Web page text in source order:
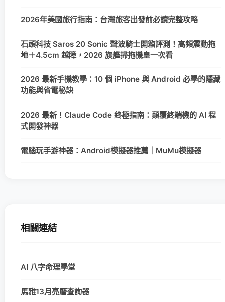
2026年美國旅行指南：台灣旅客出發前必讀完整攻略
石頭科技 Saros 20 Sonic 聲波騎士開箱評測！高頻震動拖
地＋4.5cm 越障，2026 旗艦掃拖機皇一次看
2026 最新手機教學：10 個 iPhone 與 Android 必學的隱藏
功能與省電秘訣
2026 最新！Claude Code 終極指南：顛覆終端機的 AI 程
式開發神器
電腦玩手游神器：Android模擬器推薦｜MuMu模擬器
相關連結
AI 八字命理學堂
馬雅13月亮曆查詢器